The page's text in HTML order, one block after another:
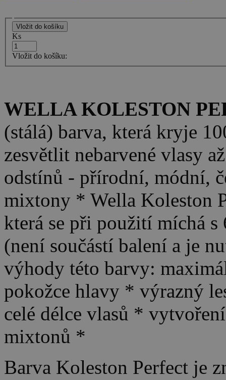
Ks
Vložit do košíku:
WELLA KOLESTON
(stálá) barva, která kryje
zesvětlit nebarvené vlasy
odstínů - přírodní, módní,
mixtony * Wella Koleston
která se při použití míchá
(není součástí balení a je
výhody této barvy:
pokožce hlavy * výrazný
celé délce vlasů *
mixtonů *
Barva Koleston Perfect je